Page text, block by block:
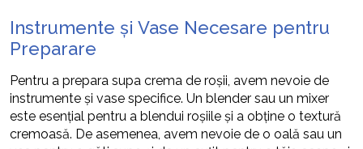
Instrumente și Vase Necesare pentru
Preparare
Pentru a prepara supa crema de roșii, avem nevoie de
instrumente și vase specifice. Un blender sau un mixer
este esențial pentru a blendui roșiile și a obține o textură
cremoasă. De asemenea, avem nevoie de o oală sau un